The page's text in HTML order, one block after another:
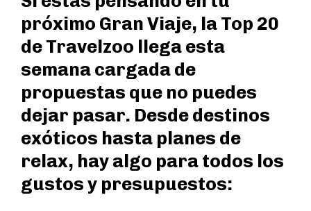
próximo Gran Viaje, la Top 20
de Travelzoo llega esta
semana cargada de
propuestas que no puedes
dejar pasar. Desde destinos
exóticos hasta planes de
relax, hay algo para todos los
gustos y presupuestos: